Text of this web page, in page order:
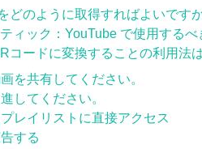
どのように取得すればよいです
ィック：YouTube で使用する
コードに変換することの利用法
を共有してください。
してください。
レイリストに直接アクセス
する